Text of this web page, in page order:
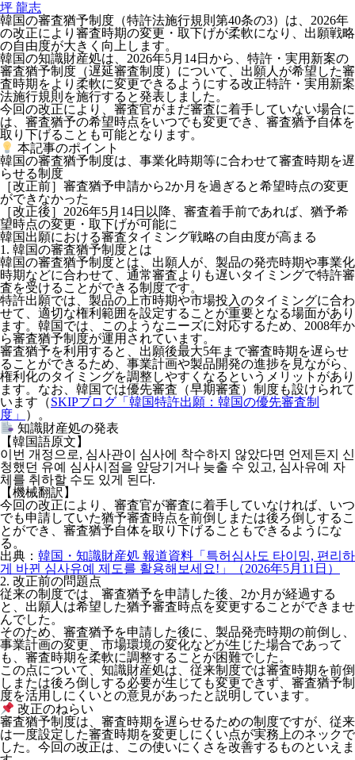
坪 龍志
韓国の審査猶予制度（特許法施行規則第40条の3）は、2026年
の改正により審査時期の変更・取下げが柔軟になり、出願戦略
の自由度が大きく向上します。
韓国の知識財産処は、2026年5月14日から、特許・実用新案の
審査猶予制度（遅延審査制度）について、出願人が希望した審
査時期をより柔軟に変更できるようにする改正特許・実用新案
法施行規則を施行すると発表しました。
今回の改正により、 審査官がまだ審査に着手していない場合に
は、審査猶予の希望時点をいつでも変更でき、審査猶予自体を
取り下げることも可能となります。
本記事のポイント
韓国の審査猶予制度は、事業化時期等に合わせて審査時期を遅
らせる制度
［改正前］審査猶予申請から2か月を過ぎると希望時点の変更
ができなかった
［改正後］2026年5月14日以降、審査着手前であれば、猶予希
望時点の変更・取下げが可能に
韓国出願における審査タイミング戦略の自由度が高まる
1. 韓国の審査猶予制度とは
韓国の審査猶予制度とは、出願人が、製品の発売時期や事業化
時期などに合わせて、通常審査よりも遅いタイミングで特許審
査を受けることができる制度です。
特許出願では、製品の上市時期や市場投入のタイミングに合わ
せて、適切な権利範囲を設定することが重要となる場面があり
ます。韓国では、このようなニーズに対応するため、2008年か
ら審査猶予制度が運用されています。
審査猶予を利用すると、出願後最大5年まで審査時期を遅らせ
ることができるため、 事業計画や製品開発の進捗を見ながら、
権利化のタイミングを調整しやすくなる というメリットがあり
ます。なお、韓国では優先審査（早期審査）制度も設けられて
います（SKIPブログ「韓国特許出願：韓国の優先審査制
度」
）。
知識財産処の発表
【韓国語原文】
이번 개정으로, 심사관이 심사에 착수하지 않았다면 언제든지 신
청했던 유예 심사시점을 앞당기거나 늦출 수 있고, 심사유예 자
체를 취하할 수도 있게 된다.
【機械翻訳】
今回の改正により、審査官が審査に着手していなければ、いつ
でも申請していた猶予審査時点を前倒しまたは後ろ倒しするこ
とができ、審査猶予自体を取り下げることもできるようにな
る。
出典： 韓国・知識財産処 報道資料「특허심사도 타이밍, 편리하
게 바뀐 심사유예 제도를 활용해보세요!」（2026年5月11日）
2. 改正前の問題点
従来の制度では、審査猶予を申請した後、2か月が経過する
と、出願人は希望した猶予審査時点を変更することができませ
んでした。
そのため、審査猶予を申請した後に、製品発売時期の前倒し、
事業計画の変更、市場環境の変化などが生じた場合であって
も、審査時期を柔軟に調整することが困難でした。
この点について、知識財産処は、従来制度では審査時期を前倒
しまたは後ろ倒しする必要が生じても変更できず、審査猶予制
度を活用しにくいとの意見があったと説明しています。
改正のねらい
審査猶予制度は、審査時期を遅らせるための制度ですが、従来
は一度設定した審査時期を変更しにくい点が実務上のネックで
した。今回の改正は、この使いにくさを改善するものといえま